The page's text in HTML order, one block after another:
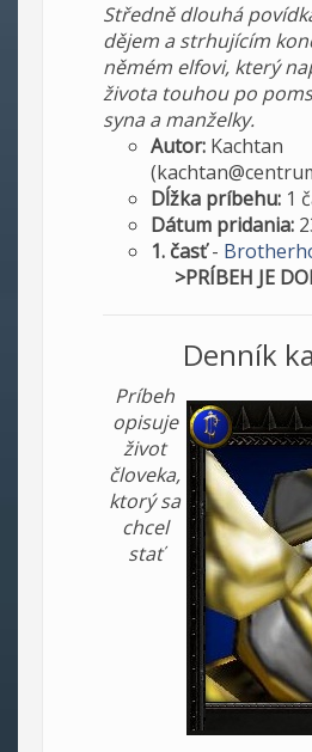
Středně dlouhá
dějem a strhujícím
němém elfovi, který
života touhou po
syna a manželky.
Autor: Kachtan
Dĺžka príbehu: 1
Dátum pridania:
1. časť-
>PRÍBEH JE
Denník
Príbeh
opisuje
život
človeka,
ktorý sa
chcel
stať